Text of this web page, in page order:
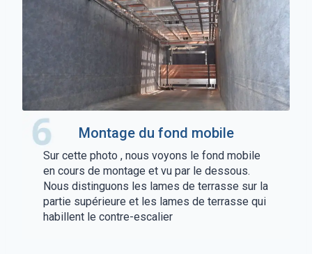
Montage du fond mobile
Sur cette photo , nous voyons le fond mobile
en cours de montage et vu par le dessous.
Nous distinguons les lames de terrasse sur la
partie supérieure et les lames de terrasse qui
habillent le contre-escalier